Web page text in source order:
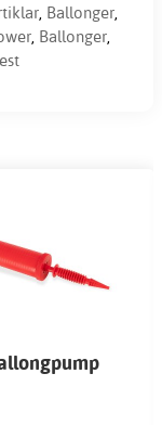
, Ballonger,
, Ballonger,